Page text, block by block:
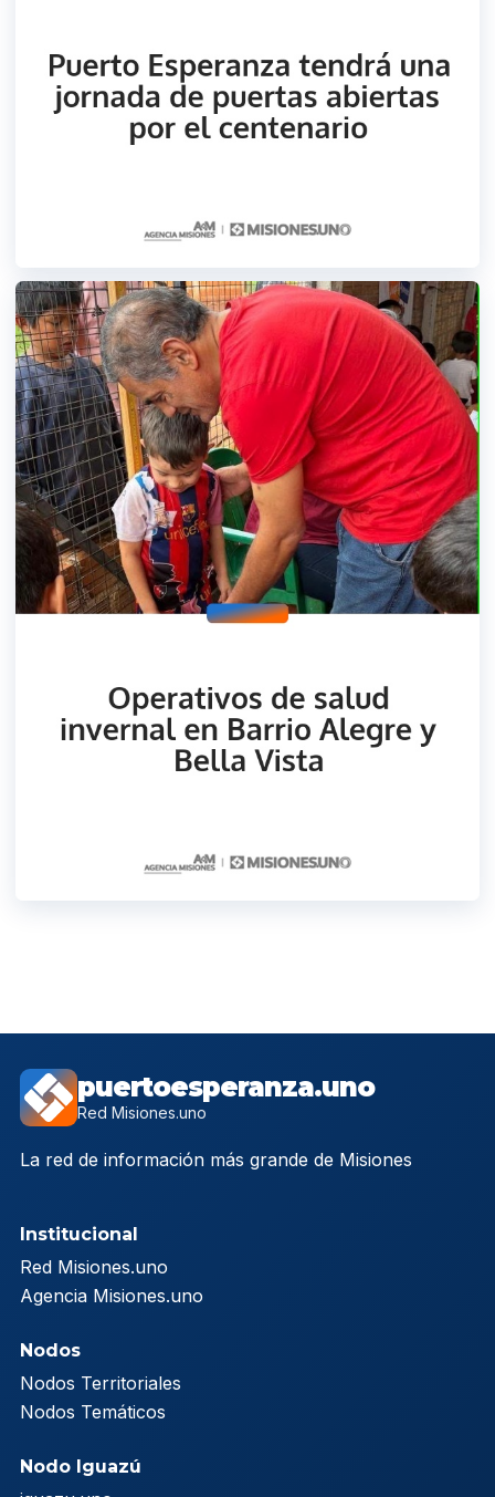
puertoesperanza.uno
Red Misiones.uno
La red de información más grande de Misiones
Institucional
Red Misiones.uno
Agencia Misiones.uno
Nodos
Nodos Territoriales
Nodos Temáticos
Nodo Iguazú